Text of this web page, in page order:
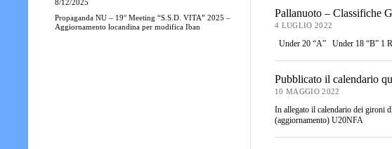
8/12/2025
Propaganda NU – 19° Meeting “S.S.D. VITA” 2025 –
Aggiornamento locandina per modifica Iban
Pallanuoto – Classifiche
4 LUGLIO 2022
Under 20 “A” Under 18 “B” 1
Pubblicato il calendario
10 MAGGIO 2022
In allegato il calendario dei gironi
(aggiornamento) U20NFA